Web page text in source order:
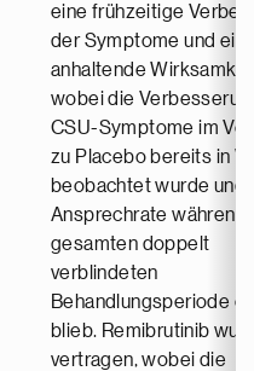
eine frühzeitige
der Symptome und
anhaltende
wobei die
CSU-Symptome im
zu Placebo bereits in
beobachtet wurde und
Ansprechrate während
gesamten doppelt
verblindeten
Behandlungsperiode
blieb. Remibrutinib
vertragen, wobei die